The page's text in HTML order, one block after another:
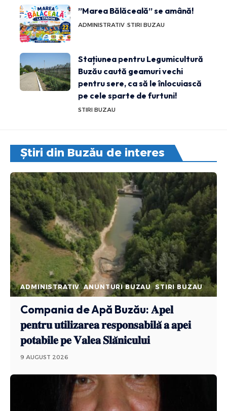
”Marea Bălăceală” se amână!
ADMINISTRATIV STIRI BUZAU
Stațiunea pentru Legumicultură
Buzău caută geamuri vechi
pentru sere, ca să le înlocuiască
pe cele sparte de furtuni!
STIRI BUZAU
Știri din Buzău de interes
ADMINISTRATIV ANUNTURI BUZAU STIRI BUZAU
Compania de Apă Buzău: 𝐀𝐩𝐞𝐥
𝐩𝐞𝐧𝐭𝐫𝐮 𝐮𝐭𝐢𝐥𝐢𝐳𝐚𝐫𝐞𝐚 𝐫𝐞𝐬𝐩𝐨𝐧𝐬𝐚𝐛𝐢𝐥𝐚̆ 𝐚 𝐚𝐩𝐞𝐢
𝐩𝐨𝐭𝐚𝐛𝐢𝐥𝐞 𝐩𝐞 𝐕𝐚𝐥𝐞𝐚 𝐒𝐥𝐚̆𝐧𝐢𝐜𝐮𝐥𝐮𝐢
9 AUGUST 2026